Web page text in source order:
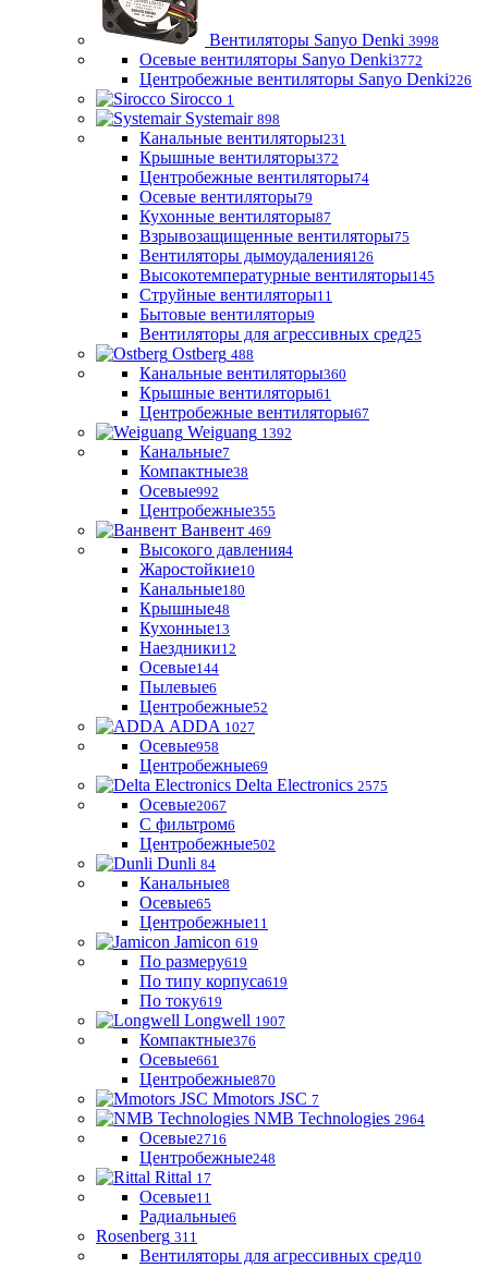
Вентиляторы Sanyo Denki 3998
Осевые вентиляторы Sanyo Denki3772
Центробежные вентиляторы Sanyo Denki226
Sirocco 1
Systemair 898
Канальные вентиляторы231
Крышные вентиляторы372
Центробежные вентиляторы74
Осевые вентиляторы79
Кухонные вентиляторы87
Взрывозащищенные вентиляторы75
Вентиляторы дымоудаления126
Высокотемпературные вентиляторы145
Струйные вентиляторы11
Бытовые вентиляторы9
Вентиляторы для агрессивных сред25
Ostberg 488
Канальные вентиляторы360
Крышные вентиляторы61
Центробежные вентиляторы67
Weiguang 1392
Канальные7
Компактные38
Осевые992
Центробежные355
Ванвент 469
Высокого давления4
Жаростойкие10
Канальные180
Крышные48
Кухонные13
Наездники12
Осевые144
Пылевые6
Центробежные52
ADDA 1027
Осевые958
Центробежные69
Delta Electronics 2575
Осевые2067
С фильтром6
Центробежные502
Dunli 84
Канальные8
Осевые65
Центробежные11
Jamicon 619
По размеру619
По типу корпуса619
По току619
Longwell 1907
Компактные376
Осевые661
Центробежные870
Mmotors JSC 7
NMB Technologies 2964
Осевые2716
Центробежные248
Rittal 17
Осевые11
Радиальные6
Rosenberg 311
Вентиляторы для агрессивных сред10